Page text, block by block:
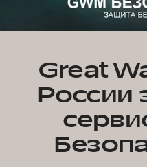
Great
России